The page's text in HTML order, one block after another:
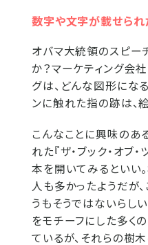
数字や文字が載せら
オバマ大統領のスピー
か？マーケティング会
グは、どんな図形にな
ンに触れた指の跡は、
こんなことに興味のあ
れた『ザ・ブック・オブ
本を開いてみるといい
人も多かったようだが
うもそうではないらし
をモチーフにした多く
ているが、それらの樹